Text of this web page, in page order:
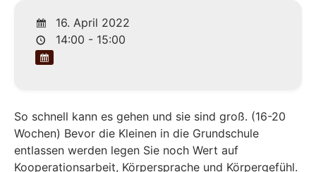
16. April 2022
14:00 - 15:00
So schnell kann es gehen und sie sind groß. (16-20
Wochen) Bevor die Kleinen in die Grundschule
entlassen werden legen Sie noch Wert auf
Kooperationsarbeit, Körpersprache und Körpergefühl.